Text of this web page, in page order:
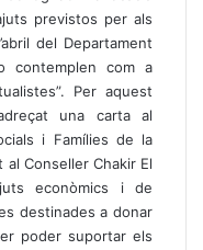
previstos per als
del Departament
contemplen com a
Per aquest
una carta al
i Famílies de la
Conseller Chakir El
econòmics i de
destinades a donar
poder suportar els